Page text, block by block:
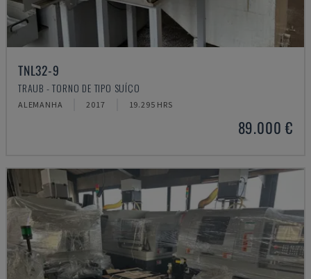
TNL32-9
TRAUB - TORNO DE TIPO SUÍÇO
ALEMANHA 2017 19.295 HRS
89.000 €